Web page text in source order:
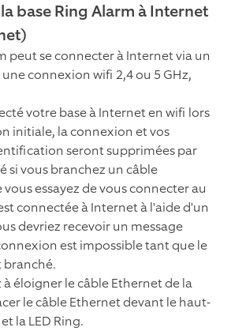
base Ring Alarm à Internet
peut se connecter à Internet via un
connexion wifi 2,4 ou 5 GHz,
votre base à Internet en wifi lors
initiale, la connexion et vos
seront supprimées par
si vous branchez un câble
essayez de vous connecter au
connectée à Internet à l'aide d'un
devriez recevoir un message
est impossible tant que le
branché.
à éloigner le câble Ethernet de la
le câble Ethernet devant le haut-
la LED Ring.